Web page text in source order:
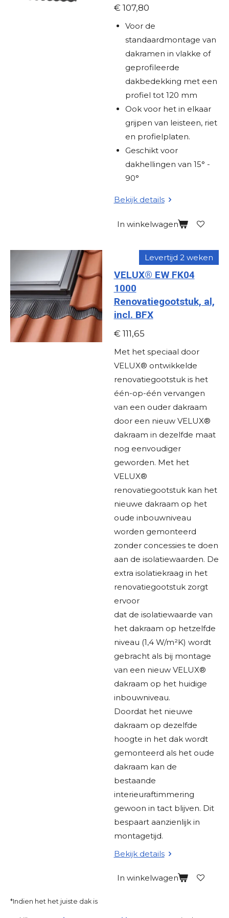
€ 107,80
Voor de
standaardmontage van
dakramen in vlakke of
geprofileerde
dakbedekking met een
profiel tot 120 mm
Ook voor het in elkaar
grijpen van leisteen, riet
en profielplaten.
Geschikt voor
dakhellingen van 15° -
90°
Bekijk details
In winkelwagen
Levertijd 2 weken
VELUX® EW FK04
1000
Renovatiegootstuk, al,
incl. BFX
€ 111,65
Met het speciaal door
VELUX® ontwikkelde
renovatiegootstuk is het
één-op-één vervangen
van een ouder dakraam
door een nieuw VELUX®
dakraam in dezelfde maat
nog eenvoudiger
geworden. Met het
VELUX®
renovatiegootstuk kan het
nieuwe dakraam op het
oude inbouwniveau
worden gemonteerd
zonder concessies te doen
aan de isolatiewaarden. De
extra isolatiekraag in het
renovatiegootstuk zorgt
ervoor
dat de isolatiewaarde van
het dakraam op hetzelfde
niveau (1,4 W/m²K) wordt
gebracht als bij montage
van een nieuw VELUX®
dakraam op het huidige
inbouwniveau.
Doordat het nieuwe
dakraam op dezelfde
hoogte in het dak wordt
gemonteerd als het oude
dakraam kan de
bestaande
interieuraftimmering
gewoon in tact blijven. Dit
bespaart aanzienlijk in
montagetijd.
Bekijk details
In winkelwagen
*Indien het het juiste dak is